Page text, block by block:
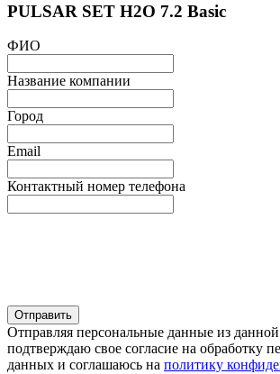
PULSAR SET H2O 7.2 Basic
ФИО
Название компании
Город
Email
Контактный номер телефона
Отправляя персональные данные из
подтверждаю свое согласие на обработку
данных и соглашаюсь на политику